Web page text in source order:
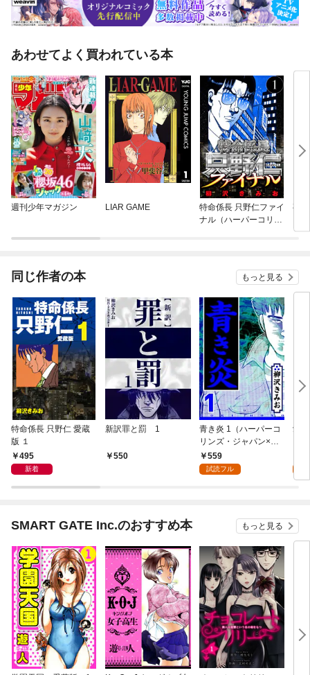
あわせてよく買われている本
週刊少年マガジン LIAR GAME
特命係長 只野仁ファイ
ナル（ハーパーコリン
夜
同じ作者の本 もっと見る
特命係長 只野仁 愛蔵
版 １
495
新着
新訳罪と罰 1
550
青き炎 1（ハーパーコ
リンズ・ジャパン×ア
ルト出版）
559
試読フル
愛
SMART GATE Inc.のおすすめ本 もっと見る